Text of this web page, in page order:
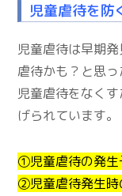
児童虐待を防
児童虐待は早期
虐待かも？と思っ
児童虐待をなく
げられています。
①児童虐待の発生
②児童虐待発生時